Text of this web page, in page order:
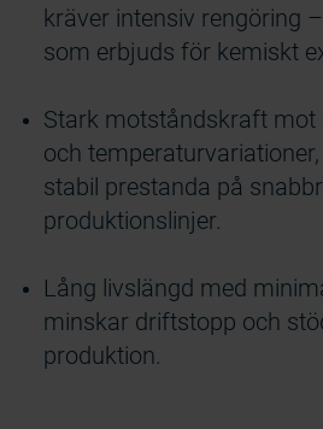
kräver intensiv rengöring
som erbjuds för kemiskt
Stark motståndskraft mot
och
stabil prestanda på
produktionslinjer.
Lång livslängd med
minskar driftstopp och
produktion.